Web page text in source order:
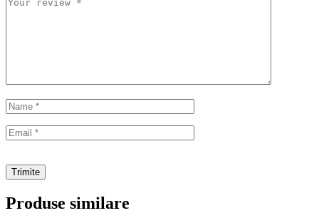
Produse similare